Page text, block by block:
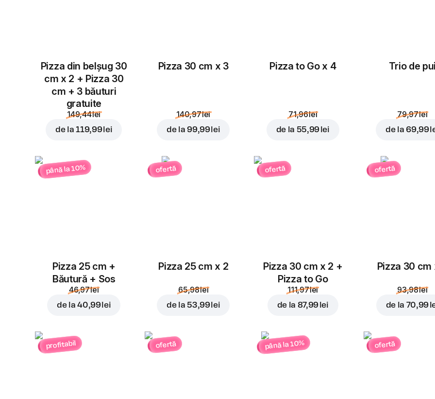
Pizza din belșug 30
cm x 2 + Pizza 30
cm + 3 băuturi
gratuite
149,44 lei
de la119,99 lei
Pizza 30 cm x 3
140,97 lei
de la 99,99 lei
Pizza to Go x 4
71,96 lei
de la 55,99 lei
Trio de
79,97 lei
de la 69,99
până la 10%
Pizza 25 cm +
Băutură + Sos
46,97 lei
de la40,99 lei
ofertă
Pizza 25 cm x 2
65,98 lei
de la 53,99 lei
ofertă
Pizza 30 cm x 2 +
Pizza to Go
111,97 lei
de la 87,99 lei
ofertă
Pizza 30 cm
93,98 lei
de la 70,99
profitabil ofertă până la 10% ofertă